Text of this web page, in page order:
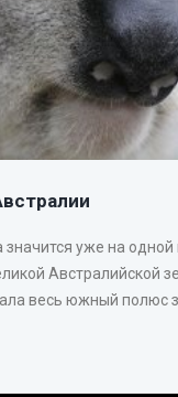
уже на
Австралийской
весь южный полюс